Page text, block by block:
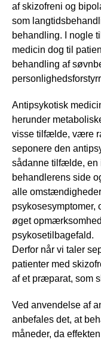
af skizofreni og
som
behandling. I nogle
medicin dog til
behandling af
Antipsykotisk
herunder
visse tilfælde, være
seponere den
sådanne tilfælde, en
behandlerens side
alle
psykosesymptomer,
øget
psykosetilbagefald.
Derfor når vi taler
patienter med
af et præparat, som
Ved anvendelse af
anbefales det, at
måneder, da